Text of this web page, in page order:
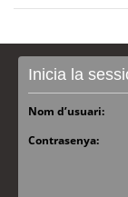
Inicia la
Nom d’usuari:
Contrasenya: